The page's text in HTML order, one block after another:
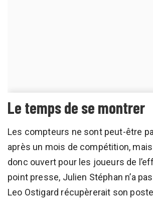
Le temps de se montrer
Les compteurs ne sont peut-être
après un mois de compétition,
donc ouvert pour les joueurs de
point presse, Julien Stéphan n’a
Leo Ostigard récupèrerait son